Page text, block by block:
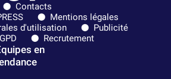
Contacts
Mentions légales
d'utilisation
Publicité
Recrutement
en